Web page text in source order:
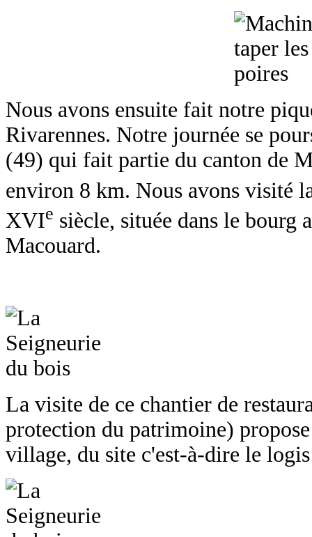
Nous avons ensuite fait notre
Rivarennes. Notre journée se
(49) qui fait partie du canton de
environ 8 km. Nous avons visité
XVIe siècle, située dans le bourg
Macouard.
La visite de ce chantier de
protection du patrimoine)
village, du site c'est-à-dire le